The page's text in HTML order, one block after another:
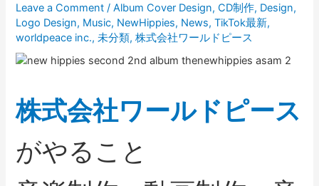
Leave a Comment /Album Cover Design,CD制作, Design,
Logo Design, Music, NewHippies, News,TikTok最新,
worldpeace inc.,未分類,株式会社ワールドピース
株式会社ワールドピース
がやること